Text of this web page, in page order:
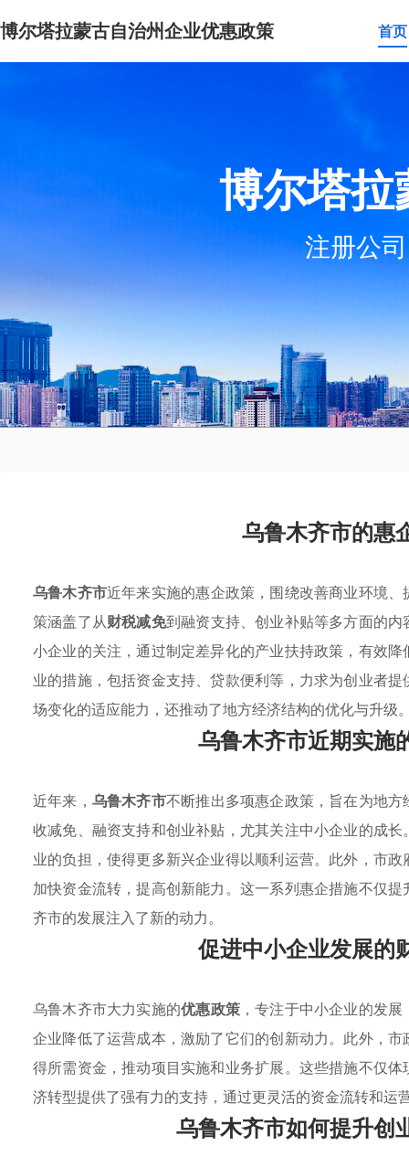
博尔塔拉蒙古自治州企业优惠政策 首页
博尔塔
注册公
乌鲁木齐市的惠
乌鲁木齐市近年来实施的惠企政策，围绕改善商业环境
策涵盖了从财税减免到融资支持、创业补贴等多方面的
小企业的关注，通过制定差异化的产业扶持政策，有效
业的措施，包括资金支持、贷款便利等，力求为创业者
场变化的适应能力，还推动了地方经济结构的优化与升级
乌鲁木齐市近期实施
近年来， 乌鲁木齐市不断推出多项惠企政策，旨在为地
收减免、融资支持和创业补贴，尤其关注中小企业的成
业的负担，使得更多新兴企业得以顺利运营。此外，市
加快资金流转，提高创新能力。这一系列惠企措施不仅
齐市的发展注入了新的动力。
促进中小企业发展的
乌鲁木齐市大力实施的优惠政策，专注于中小企业的发
企业降低了运营成本，激励了它们的创新动力。此外，
得所需资金，推动项目实施和业务扩展。这些措施不仅
济转型提供了强有力的支持，通过更灵活的资金流转和运
乌鲁木齐市如何提升创